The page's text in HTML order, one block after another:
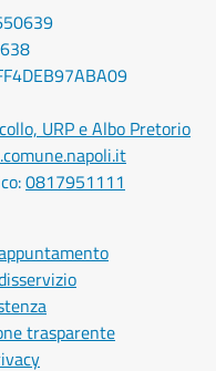
URP e Albo Pretorio
0817951111
trasparente